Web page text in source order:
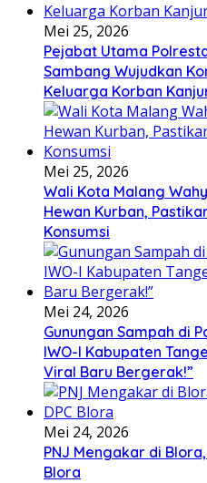
Mei 25, 2026
Pejabat Utama
Sambang Wujudkan
Keluarga Korban
Mei 25, 2026
Wali Kota Malang
Hewan Kurban,
Konsumsi
Mei 24, 2026
Gunungan Sampah di
IWO-I Kabupaten
Viral Baru Bergerak!”
Mei 24, 2026
PNJ Mengakar di
Blora